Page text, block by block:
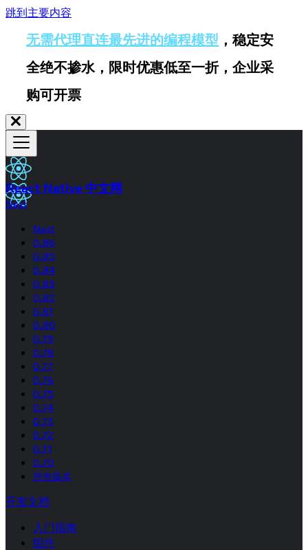
跳到主要内容
无需代理直连最先进的编程模型 ，稳定安
全绝不掺水，限时优惠低至一折，企业采
购可开票
React Native 中文网
Next
Next
0.86
0.85
0.84
0.83
0.82
0.81
0.80
0.79
0.78
0.77
0.76
0.75
0.74
0.73
0.72
0.71
0.70
所有版本
开发文档
入门指南
组件